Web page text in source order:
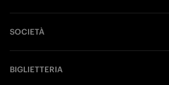
SOCIETÀ
BIGLIETTERIA